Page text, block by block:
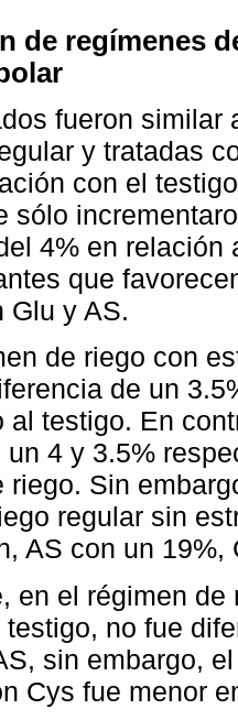
de regímenes
fueron
y tratadas
con el
sólo
4% en
que
Glu y AS.
de riego con
de un
al testigo. En
4 y 3.5%
riego. Sin
regular sin
AS con un
en el régimen
no fue
sin embargo,
Cys fue menor